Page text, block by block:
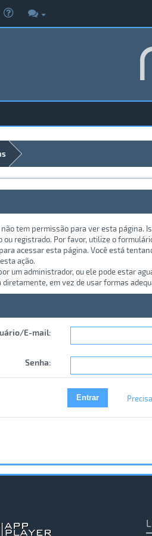
tem permissão para ver esta página.
ou registrado. Por favor, utilize o
acessar esta página. Você está
ação.
um administrador, ou ele pode estar
diretamente, em vez de usar formas
E-mail:
Senha: